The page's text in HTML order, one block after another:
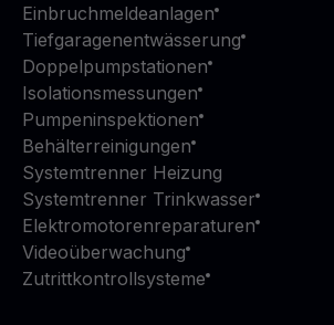
Einbruchmeldeanlagen
Tiefgaragenentwässerung
Doppelpumpstationen
Isolationsmessungen
Pumpeninspektionen
Behälterreinigungen
Systemtrenner Heizung
Systemtrenner Trinkwasser
Elektromotorenreparaturen
Videoüberwachung
Zutrittkontrollsysteme